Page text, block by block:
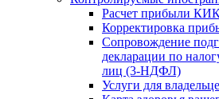
Расчет прибыли
Корректировка
Сопровождение
декларации по
лиц (3-НДФЛ)
Услуги для